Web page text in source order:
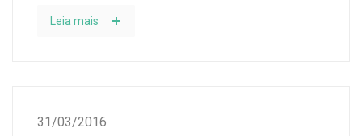
Leia mais
31/03/2016